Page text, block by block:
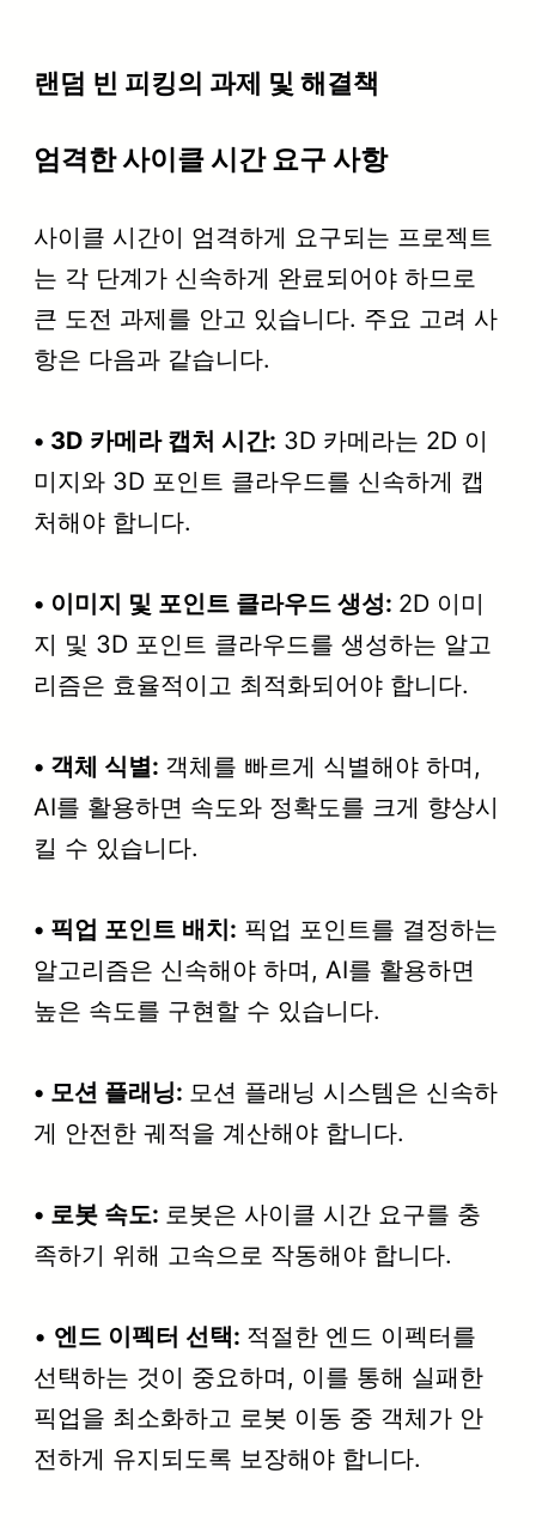
랜덤 빈 피킹의 과제 및 해결책
엄격한 사이클 시간 요구 사항
사이클 시간이 엄격하게 요구되는 프로젝트
는 각 단계가 신속하게 완료되어야 하므로
큰 도전 과제를 안고 있습니다. 주요 고려 사
항은 다음과 같습니다.
• 3D 카메라 캡처 시간: 3D 카메라는 2D 이
미지와 3D 포인트 클라우드를 신속하게 캡
처해야 합니다.
• 이미지 및 포인트 클라우드 생성: 2D 이미
지 및 3D 포인트 클라우드를 생성하는 알고
리즘은 효율적이고 최적화되어야 합니다.
• 객체 식별: 객체를 빠르게 식별해야 하며,
AI를 활용하면 속도와 정확도를 크게 향상시
킬 수 있습니다.
• 픽업 포인트 배치: 픽업 포인트를 결정하는
알고리즘은 신속해야 하며, AI를 활용하면
높은 속도를 구현할 수 있습니다.
• 모션 플래닝: 모션 플래닝 시스템은 신속하
게 안전한 궤적을 계산해야 합니다.
• 로봇 속도: 로봇은 사이클 시간 요구를 충
족하기 위해 고속으로 작동해야 합니다.
• 엔드 이펙터 선택: 적절한 엔드 이펙터를
선택하는 것이 중요하며, 이를 통해 실패한
픽업을 최소화하고 로봇 이동 중 객체가 안
전하게 유지되도록 보장해야 합니다.